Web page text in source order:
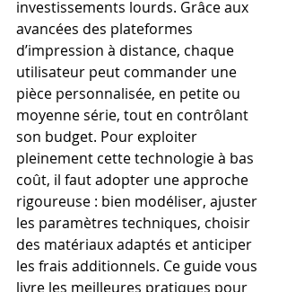
investissements lourds. Grâce aux
avancées des plateformes
d’impression à distance, chaque
utilisateur peut commander une
pièce personnalisée, en petite ou
moyenne série, tout en contrôlant
son budget. Pour exploiter
pleinement cette technologie à bas
coût, il faut adopter une approche
rigoureuse : bien modéliser, ajuster
les paramètres techniques, choisir
des matériaux adaptés et anticiper
les frais additionnels. Ce guide vous
livre les meilleures pratiques pour